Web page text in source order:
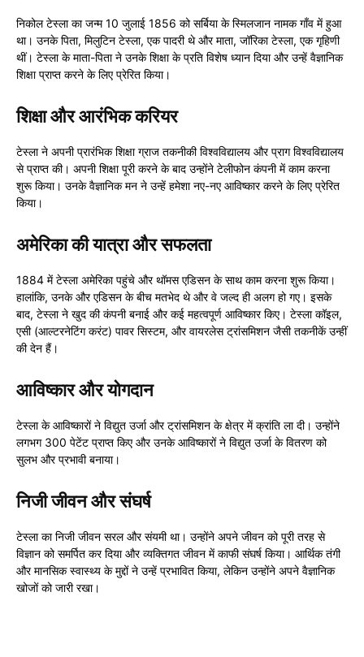
निकोल टेस्ला का जन्म 10 जुलाई 1856 को सर्बिया के स्मिलजान नामक गाँव में हुआ
था। उनके पिता, मिलुटिन टेस्ला, एक पादरी थे और माता, जॉरिका टेस्ला, एक गृहिणी
थीं। टेस्ला के माता-पिता ने उनके शिक्षा के प्रति विशेष ध्यान दिया और उन्हें वैज्ञानिक
शिक्षा प्राप्त करने के लिए प्रेरित किया।
शिक्षा और आरंभिक करियर
टेस्ला ने अपनी प्रारंभिक शिक्षा ग्राज तकनीकी विश्वविद्यालय और प्राग विश्वविद्यालय
से प्राप्त की। अपनी शिक्षा पूरी करने के बाद उन्होंने टेलीफोन कंपनी में काम करना
शुरू किया। उनके वैज्ञानिक मन ने उन्हें हमेशा नए-नए आविष्कार करने के लिए प्रेरित
किया।
अमेरिका की यात्रा और सफलता
1884 में टेस्ला अमेरिका पहुंचे और थॉमस एडिसन के साथ काम करना शुरू किया।
हालांकि, उनके और एडिसन के बीच मतभेद थे और वे जल्द ही अलग हो गए। इसके
बाद, टेस्ला ने खुद की कंपनी बनाई और कई महत्वपूर्ण आविष्कार किए। टेस्ला कॉइल,
एसी (आल्टरनेटिंग करंट) पावर सिस्टम, और वायरलेस ट्रांसमिशन जैसी तकनीकें उन्हीं
की देन हैं।
आविष्कार और योगदान
टेस्ला के आविष्कारों ने विद्युत उर्जा और ट्रांसमिशन के क्षेत्र में क्रांति ला दी। उन्होंने
लगभग 300 पेटेंट प्राप्त किए और उनके आविष्कारों ने विद्युत उर्जा के वितरण को
सुलभ और प्रभावी बनाया।
निजी जीवन और संघर्ष
टेस्ला का निजी जीवन सरल और संयमी था। उन्होंने अपने जीवन को पूरी तरह से
विज्ञान को समर्पित कर दिया और व्यक्तिगत जीवन में काफी संघर्ष किया। आर्थिक तंगी
और मानसिक स्वास्थ्य के मुद्दों ने उन्हें प्रभावित किया, लेकिन उन्होंने अपने वैज्ञानिक
खोजों को जारी रखा।